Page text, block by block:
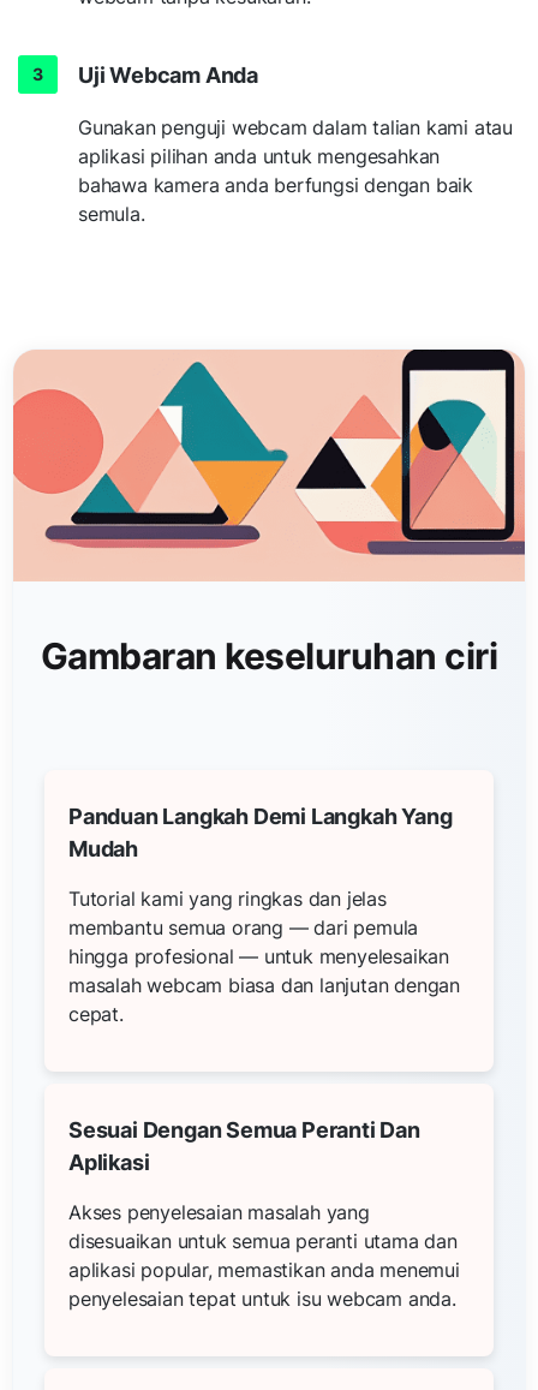
Uji Webcam Anda
Gunakan penguji webcam dalam talian kami atau
aplikasi pilihan anda untuk mengesahkan
bahawa kamera anda berfungsi dengan baik
semula.
Gambaran keseluruhan ciri
Panduan Langkah Demi Langkah Yang
Mudah
Tutorial kami yang ringkas dan jelas
membantu semua orang — dari pemula
hingga profesional — untuk menyelesaikan
masalah webcam biasa dan lanjutan dengan
cepat.
Sesuai Dengan Semua Peranti Dan
Aplikasi
Akses penyelesaian masalah yang
disesuaikan untuk semua peranti utama dan
aplikasi popular, memastikan anda menemui
penyelesaian tepat untuk isu webcam anda.